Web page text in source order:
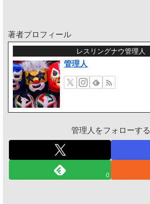
著者プロフィール
レスリングナウ管理人
管理人
管理人をフォローする
0